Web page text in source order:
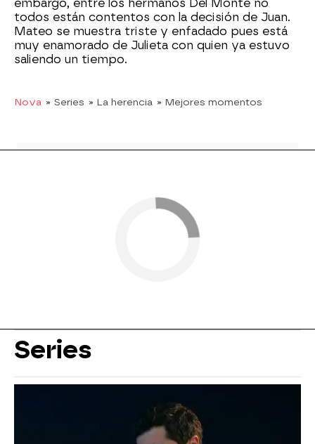
embargo, entre los hermanos Del Monte no
todos están contentos con la decisión de Juan.
Mateo se muestra triste y enfadado pues está
muy enamorado de Julieta con quien ya estuvo
saliendo un tiempo.
Nova » Series » La herencia » Mejores momentos
Series